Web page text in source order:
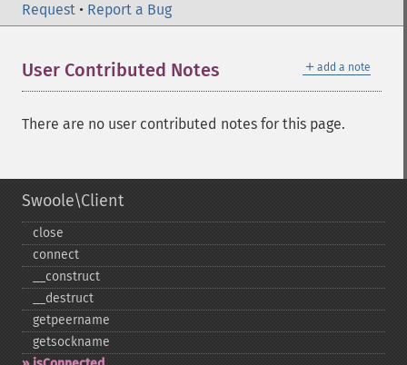
Request • Report a Bug
＋ add a note
User Contributed Notes
There are no user contributed notes for this page.
Swoole\Client
close
connect
_​_​construct
_​_​destruct
getpeername
getsockname